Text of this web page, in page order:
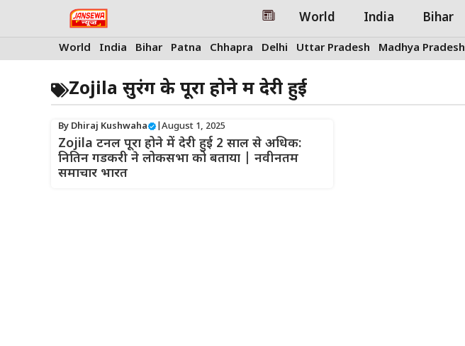
World India Bihar
World India Bihar Patna Chhapra Delhi Uttar Pradesh Madhya Pradesh
Zojila सुरंग के पूरा होने में देरी हुई
By Dhiraj Kushwaha August 1, 2025
Zojila टनल पूरा होने में देरी हुई 2 साल से अधिक:
नितिन गडकरी ने लोकसभा को बताया | नवीनतम
समाचार भारत